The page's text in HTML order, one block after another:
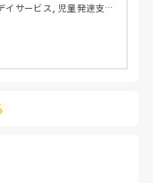
サービス, 児童発達支援